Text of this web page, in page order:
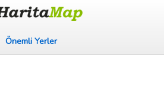
Önemli Yerler